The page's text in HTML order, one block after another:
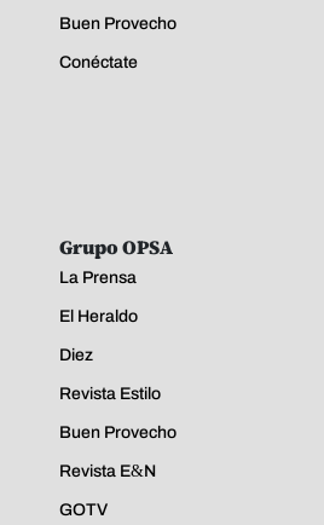
Buen Provecho
Conéctate
Grupo OPSA
La Prensa
El Heraldo
Diez
Revista Estilo
Buen Provecho
Revista E&N
GOTV